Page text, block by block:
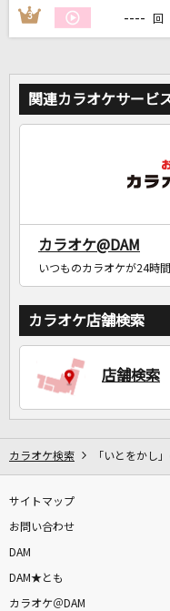
3 ---- 回
関連カラオケサービ
カラオケ@DAM
いつものカラオケが24時
カラオケ店舗検索
店舗検索
カラオケ検索 「いとをかし
サイトマップ
お問い合わせ
DAM
DAM★とも
カラオケ＠DAM